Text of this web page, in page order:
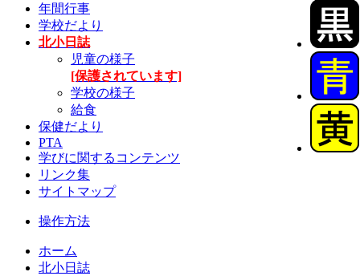
年間行事
学校だより
北小日誌
児童の様子
[保護されています]
学校の様子
給食
保健だより
PTA
学びに関するコンテンツ
リンク集
サイトマップ
操作方法
ホーム
北小日誌